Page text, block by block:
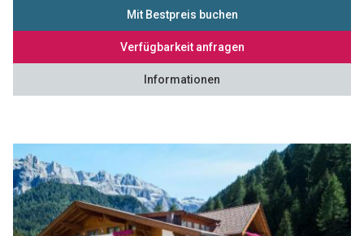
Mit Bestpreis buchen
Verfügbarkeit anfragen
Informationen